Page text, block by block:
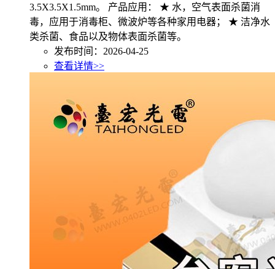
3.5X3.5X1.5mm。 产品应用： ★ 水，空气表面杀菌消
毒，应用于消毒柜、微波炉等各种家用电器； ★ 洁净水
类杀菌、食品以及物体表面杀菌等。
发布时间：2026-04-25
查看详情>>